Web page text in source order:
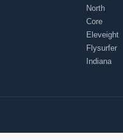
North
Core
Eleveight
Flysurfer
Indiana